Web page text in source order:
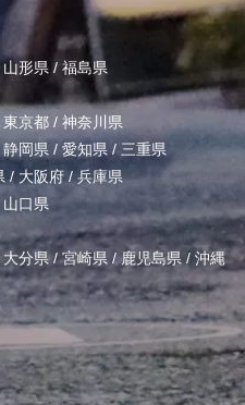
山形県/ 福島県
東京都 / 神奈川県
静岡県 / 愛知県 / 三重県
/ 大阪府 /兵庫県
山口県
大分県/宮崎県 /鹿児島県 / 沖縄